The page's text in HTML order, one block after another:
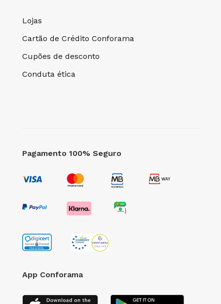
Lojas
Cartão de Crédito Conforama
Cupões de desconto
Conduta ética
Pagamento 100% Seguro
App Conforama